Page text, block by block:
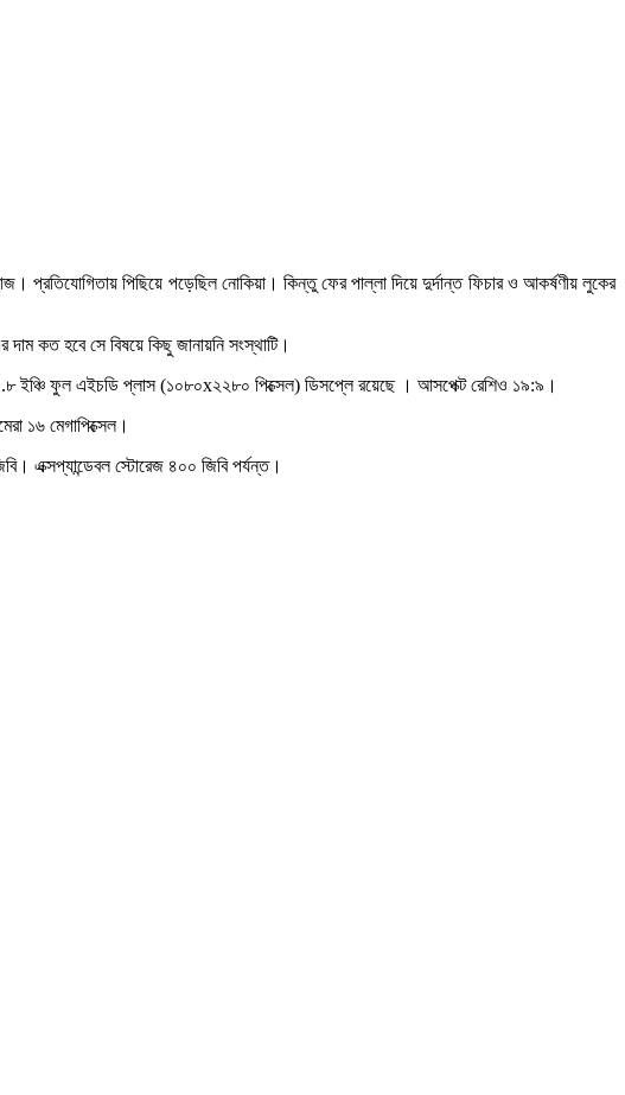
প্রতিযোগিতায় পিছিয়ে পড়েছিল নোকিয়া। কিন্তু ফের পাল্লা দিয়ে দুর্দান্ত ফিচার ও আকর্ষণীয় লুকের
কত হবে সে বিষয়ে কিছু জানায়নি সংস্থাটি।
ইঞ্চি ফুল এইচডি প্লাস (১০৮০x২২৮০ পিক্সেল) ডিসপ্লে রয়েছে । আসপেক্ট রেশিও ১৯:৯।
১৬ মেগাপিক্সেল।
এক্সপ্যান্ডেবল স্টোরেজ ৪০০ জিবি পর্যন্ত।